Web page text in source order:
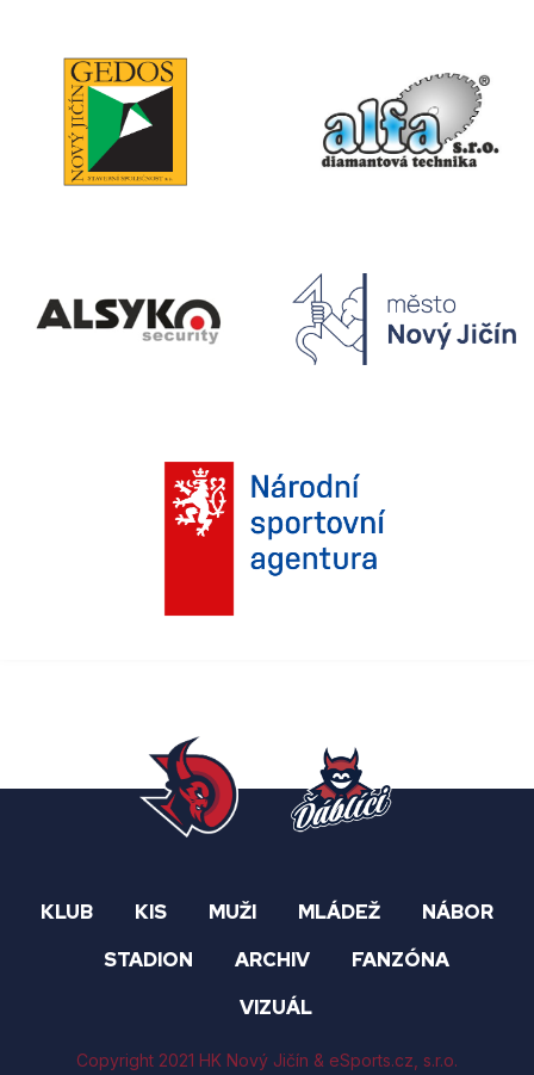
KLUB KIS MUŽI MLÁDEŽ
NÁBOR
STADION
ARCHIV
FANZÓNA
VIZUÁL
Copyright 2021 HK Nový Jičín & eSports.cz , s.r.o.